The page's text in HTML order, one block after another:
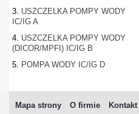
3. USZCZELKA POMPY WODY
IC/IG A
4. USZCZELKA POMPY WODY
(DICOR/MPFI) IC/IG B
5. POMPA WODY IC/IG D
Mapa strony O firmie Kontakt